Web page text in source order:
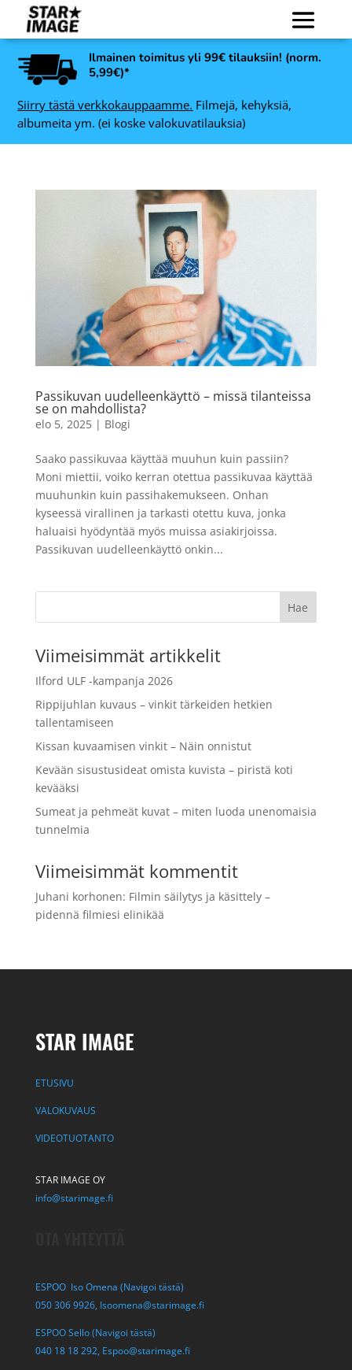
Ilmainen toimitus yli 99€ tilauksiin! (norm.
5,99€)*
Siirry tästä verkkokauppaamme. Filmejä, kehyksiä,
albumeita ym. (ei koske valokuvatilauksia)
Passikuvan uudelleenkäyttö – missä tilanteissa
se on mahdollista?
elo 5, 2025| Blogi
Saako passikuvaa käyttää muuhun kuin passiin?
Moni miettii, voiko kerran otettua passikuvaa käyttää
muuhunkin kuin passihakemukseen. Onhan
kyseessä virallinen ja tarkasti otettu kuva, jonka
haluaisi hyödyntää myös muissa asiakirjoissa.
Passikuvan uudelleenkäyttö onkin...
Viimeisimmät artikkelit
Ilford ULF -kampanja 2026
Rippijuhlan kuvaus – vinkit tärkeiden hetkien
tallentamiseen
Kissan kuvaamisen vinkit – Näin onnistut
Kevään sisustusideat omista kuvista – piristä koti
kevääksi
Sumeat ja pehmeät kuvat – miten luoda unenomaisia
tunnelmia
Viimeisimmät kommentit
Juhani korhonen: Filmin säilytys ja käsittely –
pidennä filmiesi elinikää
STAR IMAGE
ETUSIVU
VALOKUVAUS
VIDEOTUOTANTO
STAR IMAGE OY
info@starimage.fi
ESPOO Iso Omena (Navigoi tästä)
050 306 9926, Isoomena@starimage.fi
ESPOO Sello (Navigoi tästä)
040 18 18 292, Espoo@starimage.fi
Ilford Developer Ilfosol 3
500 ml